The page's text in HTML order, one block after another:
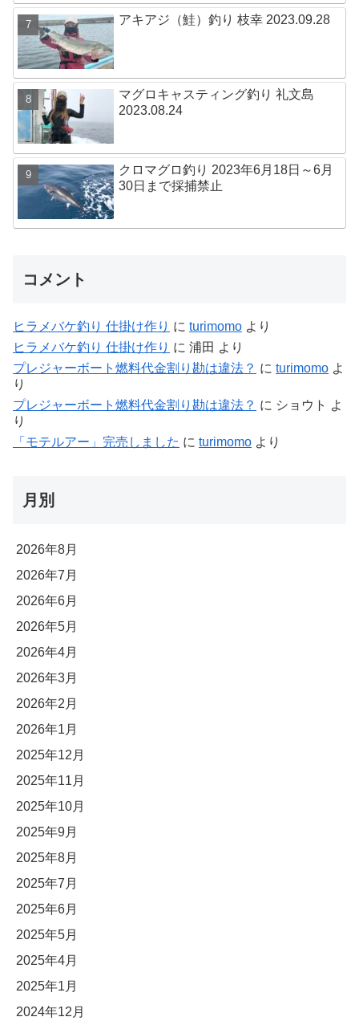
アキアジ（鮭）釣り 枝幸 2023.09.28
マグロキャスティング釣り 礼文島
2023.08.24
クロマグロ釣り 2023年6月18日～6月
30日まで採捕禁止
コメント
ヒラメバケ釣り 仕掛け作り に turimomo より
ヒラメバケ釣り 仕掛け作り に 浦田 より
プレジャーボート燃料代金割り勘は違法？ に turimomo よ
り
プレジャーボート燃料代金割り勘は違法？ に ショウト よ
り
「モテルアー」完売しました に turimomo より
月別
2026年8月
2026年7月
2026年6月
2026年5月
2026年4月
2026年3月
2026年2月
2026年1月
2025年12月
2025年11月
2025年10月
2025年9月
2025年8月
2025年7月
2025年6月
2025年5月
2025年4月
2025年1月
2024年12月